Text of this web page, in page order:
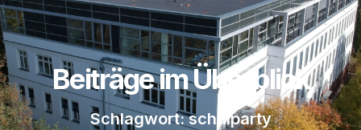
Beiträge im Überblick
Schlagwort: schulparty